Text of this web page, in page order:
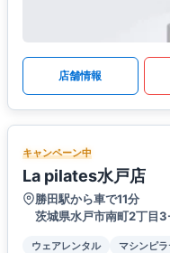
店舗情報
キャンペーン中
La pilates水戸店
勝田駅から車で11分
茨城県水戸市南町2丁目
ウェアレンタル マシンピラ